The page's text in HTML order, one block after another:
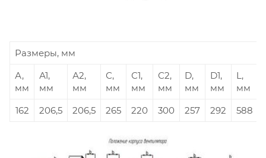
Размеры, мм
А,
мм
А1,
мм
А2,
мм
С,
мм
С1,
мм
С2,
мм
D,
мм
D1,
мм
L,
мм
162
206,5 206,5 265 220 300 257 292 588